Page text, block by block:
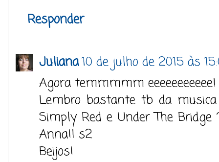
Responder
Juliana10 de julho de 2015 às
Agora temmmmm
Lembro bastante tb da
Simply Red e Under The
Anna!! s2
Beijos!